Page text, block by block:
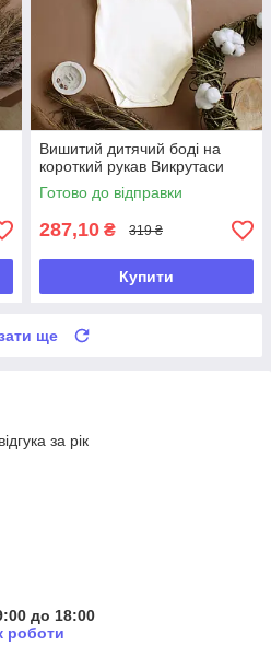
Вишитий дитячий боді на
короткий рукав Викрутаси
Готово до відправки
287,10 ₴ 319 ₴
Купити
ще
за рік
до 18:00
роботи